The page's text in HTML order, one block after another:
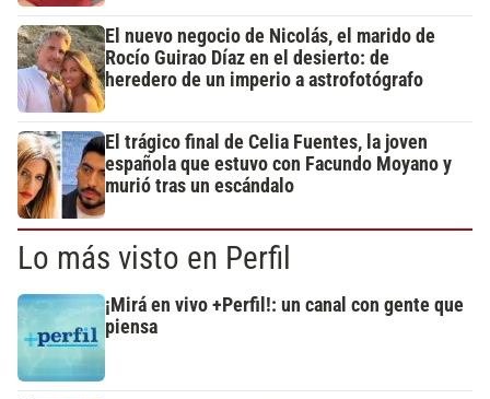
El nuevo negocio de Nicolás, el marido de
Rocío Guirao Díaz en el desierto: de
heredero de un imperio a astrofotógrafo
El trágico final de Celia Fuentes, la joven
española que estuvo con Facundo Moyano y
murió tras un escándalo
Lo más visto en Perfil
¡Mirá en vivo +Perfil!: un canal con gente que
piensa